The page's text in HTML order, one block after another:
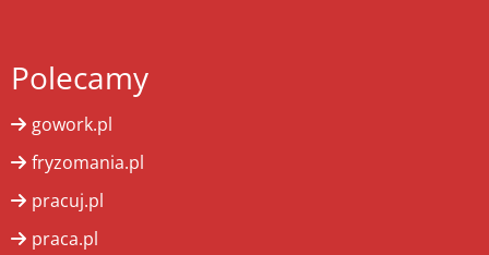
Polecamy
gowork.pl
fryzomania.pl
pracuj.pl
praca.pl